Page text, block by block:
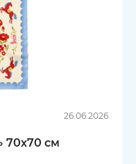
26.06.2026
70х70 см